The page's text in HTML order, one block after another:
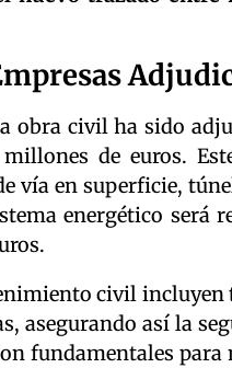
obra civil ha sido
de euros.
vía en superficie,
energético será
civil incluyen
asegurando así la
fundamentales